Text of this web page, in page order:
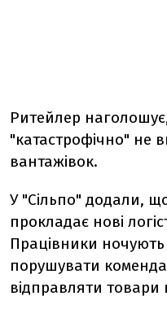
Ритейлер
"катастрофічно" не
вантажівок.
У "Сільпо" додали,
прокладає нові
Працівники
порушувати
відправляти товари